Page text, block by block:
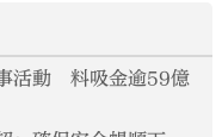
活動 料吸金逾59億